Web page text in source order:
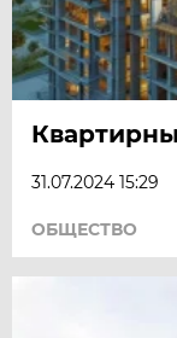
31.07.2024 15:29
ОБЩЕСТВО